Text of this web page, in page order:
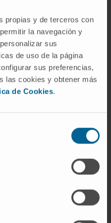
propias y de terceros con
la navegación y
sus
de uso de la página
sus preferencias,
las cookies y obtener más
de Cookies.
la aprobación
para un ensayo
inicial será la FDA,
iremos también a la
de la mano de la
y Productos
Antonio Páramo
y seguridad
con una intervención
total de rodilla para
hemorrágicas,